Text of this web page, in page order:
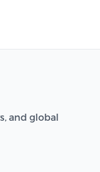
and global